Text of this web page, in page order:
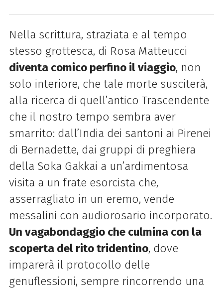
Nella scrittura, straziata e al tempo
stesso grottesca, di Rosa Matteucci
diventa comico perfino il viaggio, non
solo interiore, che tale morte susciterà,
alla ricerca di quell’antico Trascendente
che il nostro tempo sembra aver
smarrito: dall’India dei santoni ai Pirenei
di Bernadette, dai gruppi di preghiera
della Soka Gakkai a un’ardimentosa
visita a un frate esorcista che,
asserragliato in un eremo, vende
messalini con audiorosario incorporato.
Un vagabondaggio che culmina con la
scoperta del rito tridentino, dove
imparerà il protocollo delle
genuflessioni, sempre rincorrendo una